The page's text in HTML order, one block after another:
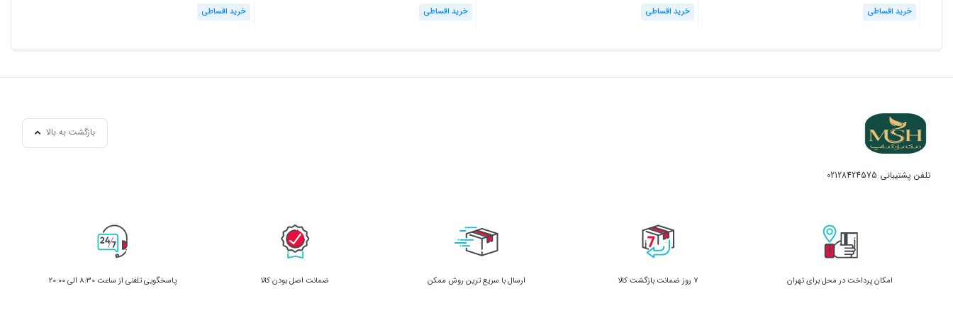
خرید اقساطی خرید اقساطی خرید اقساطی خرید اقساطی
بازگشت به بالا
تلفن پشتیبانی 02128424575
امکان پرداخت در محل برای تهران 7 روز ضمانت بازگشت کالا ارسال با سریع ترین روش ممکن ضمانت اصل بودن کالا پاسخگویی تلفنی از ساعت 8:30 الی 20:00